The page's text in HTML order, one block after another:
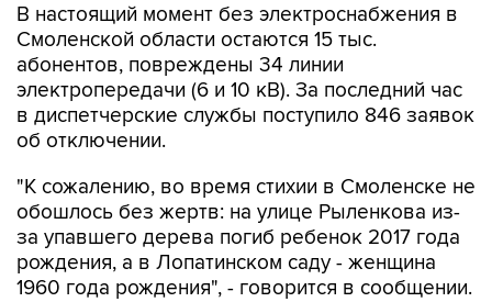
В настоящий момент без электроснабжения в
Смоленской области остаются 15 тыс.
абонентов, повреждены 34 линии
электропередачи (6 и 10 кВ). За последний час
в диспетчерские службы поступило 846 заявок
об отключении.
"К сожалению, во время стихии в Смоленске не
обошлось без жертв: на улице Рыленкова из-
за упавшего дерева погиб ребенок 2017 года
рождения, а в Лопатинском саду - женщина
1960 года рождения", - говорится в сообщении.